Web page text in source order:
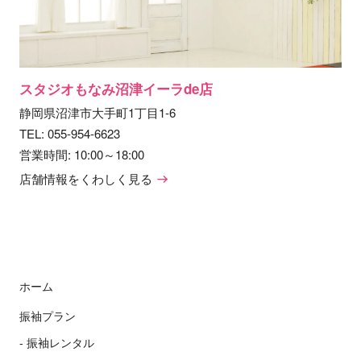
スタジオもなみ沼津イーラde店
静岡県沼津市大手町1丁目1-6
TEL: 055-954-6623
営業時間: 10:00～18:00
店舗情報をくわしく見る
ホーム
振袖プラン
振袖レンタル